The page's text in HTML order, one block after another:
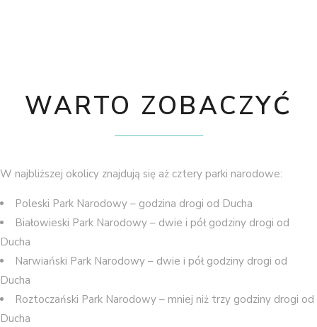
WARTO ZOBACZYĆ
W najbliższej okolicy znajdują się aż cztery parki narodowe:
Poleski Park Narodowy – godzina drogi od Ducha
Białowieski Park Narodowy – dwie i pół godziny drogi od
Ducha
Narwiański Park Narodowy – dwie i pół godziny drogi od
Ducha
Roztoczański Park Narodowy – mniej niż trzy godziny drogi od
Ducha